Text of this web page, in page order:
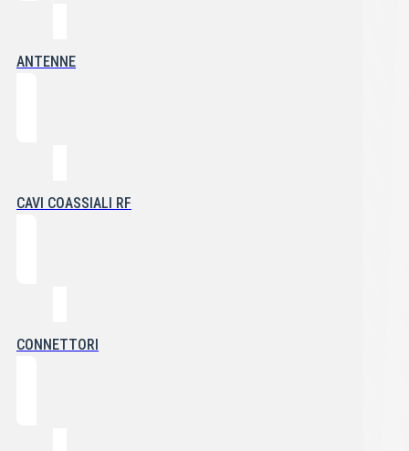
ANTENNE
CAVI COASSIALI RF
CONNETTORI